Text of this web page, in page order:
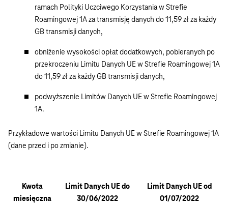
ramach Polityki Uczciwego Korzystania w Strefie
Roamingowej 1A za transmisję danych do 11,59 zł za każdy
GB transmisji danych,
obniżenie wysokości opłat dodatkowych, pobieranych po
przekroczeniu Limitu Danych UE w Strefie Roamingowej 1A
do 11,59 zł za każdy GB transmisji danych,
podwyższenie Limitów Danych UE w Strefie Roamingowej
1A.
Przykładowe wartości Limitu Danych UE w Strefie Roamingowej 1A
(dane przed i po zmianie).
Kwota
miesięczna
Limit Danych UE do
30/06/2022
Limit Danych UE od
01/07/2022